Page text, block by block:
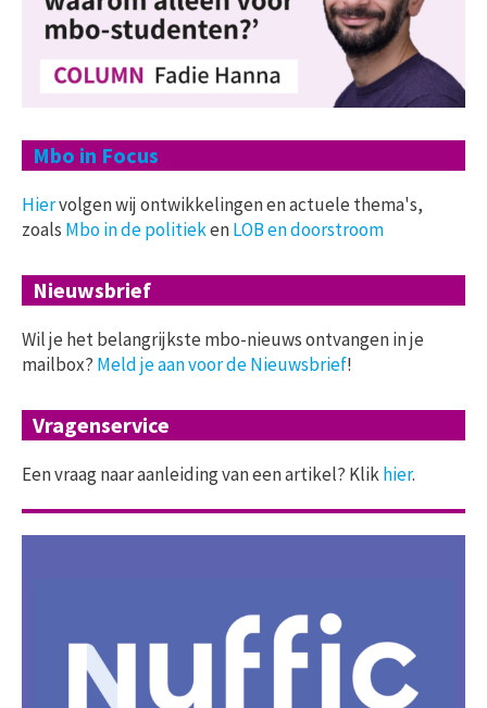
Mbo in Focus
Hiervolgen wij ontwikkelingen en actuele thema's,
zoals Mbo in de politiekenLOB en doorstroom
Nieuwsbrief
Wil je het belangrijkste mbo-nieuws ontvangen in je
mailbox? Meld je aan voor de Nieuwsbrief!
Vragenservice
Een vraag naar aanleiding van een artikel? Klikhier.